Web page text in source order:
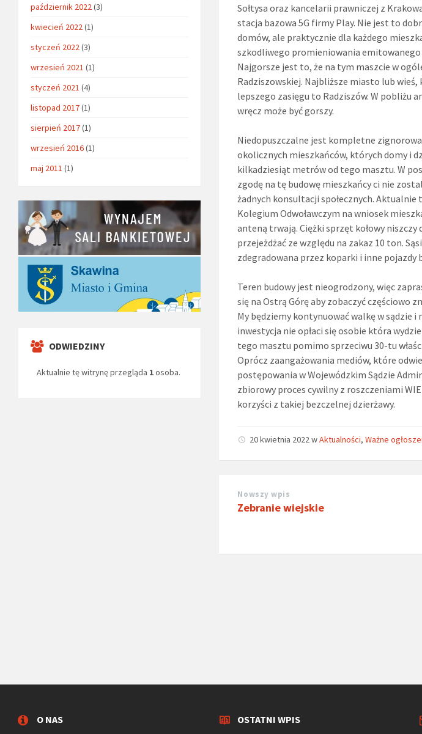
Sołtysa oraz kancelarii prawniczej z
stacja bazowa 5G firmy Play. Nie jest to
domów, ale praktycznie dla każdego
szkodliwego promieniowania
Najgorsze jest to, że na tym maszcie w
Radziszowskiej. Najbliższe miasto lub wieś,
lepszego zasięgu to Radziszów. W pobliżu
wręcz może być gorszy.
Niedopuszczalne jest kompletne
okolicznych mieszkańców, których domy i
kilkadziesiąt metrów od tego masztu. W
zgodę na tę budowę mieszkańcy ci nie
żadnych konsultacji społecznych.
Kolegium Odwoławczym na wniosek
anteną trwają. Ciężki sprzęt kołowy
przejeżdżać ze względu na zakaz 10 ton.
zdegradowana przez koparki i inne pojazdy
Teren budowy jest nieogrodzony, więc
się na Ostrą Górę aby zobaczyć częściowo
My będziemy kontynuować walkę w sądzie
inwestycja nie opłaci się osobie która
tego masztu pomimo sprzeciwu 30-tu
Oprócz zaangażowania mediów, które
postępowania w Wojewódzkim Sądzie
zbiorowy proces cywilny z roszczeniami
korzyści z takiej bezczelnej dzierżawy.
20 kwietnia 2022wAktualności,Ważne
Nowszy wpis
Zebranie wiejskie
październik 2022 (3)
kwiecień 2022 (1)
styczeń 2022 (3)
wrzesień 2021 (1)
styczeń 2021 (4)
listopad 2017(1)
sierpień 2017(1)
wrzesień 2016(1)
maj 2011 (1)
ODWIEDZINY
Aktualnie tę witrynę przegląda 1osoba.
O NAS OSTATNI WPIS